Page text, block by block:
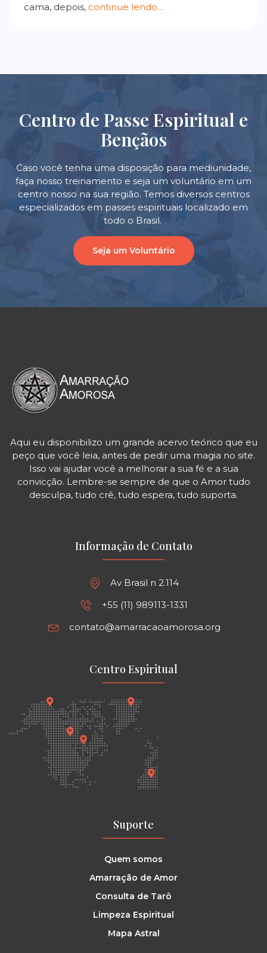
cama, depois, continue lendo…
Centro de Passe Espiritual e
Bençãos
Caso você tenha uma disposição para mediunidade,
faça nosso treinamento e seja um voluntário em um
centro nosso na sua região. Temos diversos centros
especializados em passes espirituais localizado em
todo o Brasil.
Seja um Voluntário
Aqui eu disponibilizo um grande acervo teórico que eu
peço que você leia, antes de pedir uma magia no site.
Isso vai ajudar você a melhorar a sua fé e a sua
convicção. Lembre-se sempre de que o Amor tudo
desculpa, tudo crê, tudo espera, tudo suporta.
Informação de Contato
Av Brasil n 2.114
+55 (11) 989113-1331
contato@amarracaoamorosa.org
Centro Espiritual
Suporte
Quem somos
Amarração de Amor
Consulta de Tarô
Limpeza Espiritual
Mapa Astral